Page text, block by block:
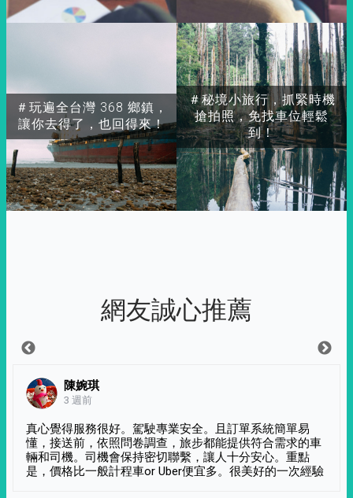
＃玩遍全台灣 368 鄉鎮，
讓你去得了，也回得來！
＃秘境小旅行，抓緊時機
搶拍照，免找車位輕鬆
到！
網友誠心推薦
陳婉琪
3 週前
真心覺得服務很好。駕駛專業安全。且訂單系統簡單易
懂，接送前，依照問卷調查，旅步都能提供符合需求的車
輛和司機。司機會保持密切聯繫，讓人十分安心。重點
是，價格比一般計程車or Uber便宜多。很美好的一次經驗